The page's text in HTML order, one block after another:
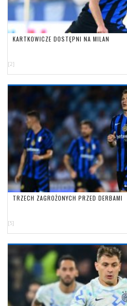
KARTKOWICZE DOSTĘPNI NA MILAN
[2]
TRZECH ZAGROŻONYCH PRZED DERBAMI
[5]